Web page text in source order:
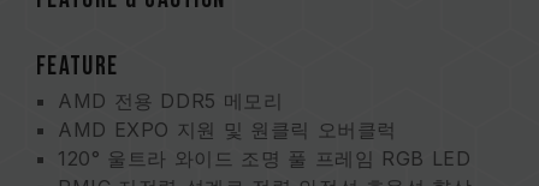
FEATURE
AMD 전용 DDR5 메모리
AMD EXPO 지원 및 원클릭 오버클럭
120° 울트라 와이드 조명 풀 프레임 RGB LED